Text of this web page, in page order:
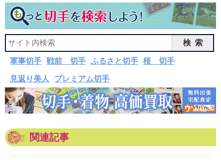
検索
軍事切手 戦前 切手 ふるさと切手 桜 切手
見返り美人 プレミアム切手
関連記事